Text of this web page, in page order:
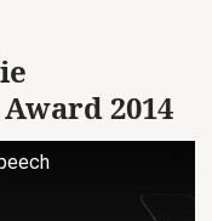
2014